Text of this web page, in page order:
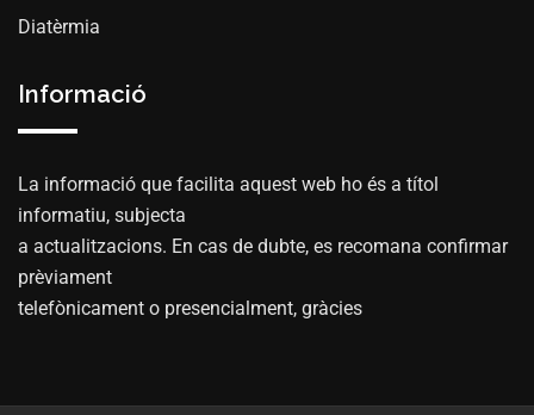
Diatèrmia
Informació
La informació que facilita aquest web ho és a títol
informatiu, subjecta
a actualitzacions. En cas de dubte, es recomana confirmar
prèviament
telefònicament o presencialment, gràcies